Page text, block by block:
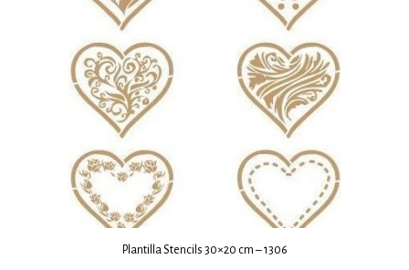
Plantilla Stencils 30×20 cm – 1306